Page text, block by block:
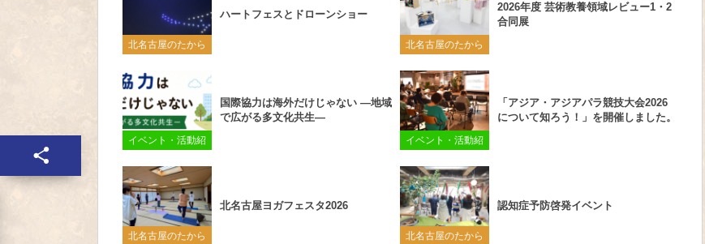
北名古屋のたから
ハートフェスとドローンショー
北名古屋のたから
2026年度 芸術教養領域レビュー1・2
合同展
イベント・活動紹
国際協力は海外だけじゃない ―地域
で広がる多文化共生―
イベント・活動紹
「アジア・アジアパラ競技大会2026
について知ろう！」を開催しました。
北名古屋のたから
北名古屋ヨガフェスタ2026
北名古屋のたから
認知症予防啓発イベント